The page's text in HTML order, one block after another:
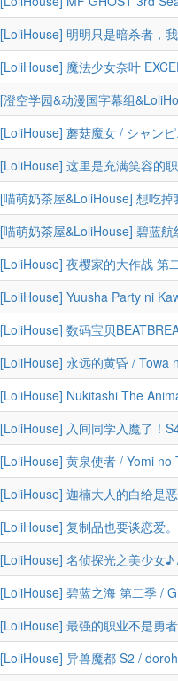
[LoliHouse] 黄泉使者 / Yomi